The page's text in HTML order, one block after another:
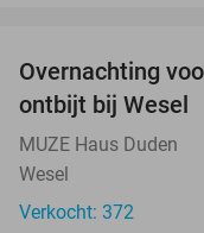
Overnachting
ontbijt bij Wesel
MUZE Haus Duden
Wesel
Verkocht: 372